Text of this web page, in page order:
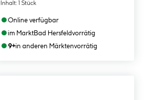
Inhalt: 1 Stück
●Online verfügbar
●im MarktBad Hersfeldvorrätig
●9+in anderen Märktenvorrätig